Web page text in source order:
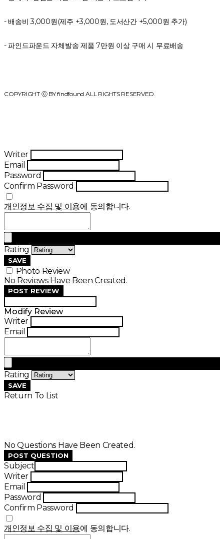
- 배송비 3,000원(제주 +3,000원, 도서산간 +5,000원 추가)
- 파인드파운드 자체발송 제품 7만원 이상 구매 시 무료배송
COPYRIGHT ⓒ BY findfound ALL RIGHTS RESERVED.
Writer
Email
Password
Confirm Password
개인정보 수집 및 이용에 동의합니다.
Rating
SAVE
Photo Review
No Reviews Have Been Created.
POST REVIEW
Modify Review
Writer
Email
Rating
SAVE
Return To List
No Questions Have Been Created.
POST QUESTION
Subject
Writer
Email
Password
Confirm Password
개인정보 수집 및 이용에 동의합니다.